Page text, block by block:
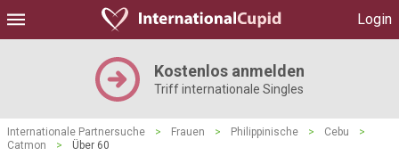
Login
Kostenlos anmelden
Triff internationale Singles
Internationale Partnersuche > Frauen > Philippinische > Cebu
>
Catmon
> Über 60